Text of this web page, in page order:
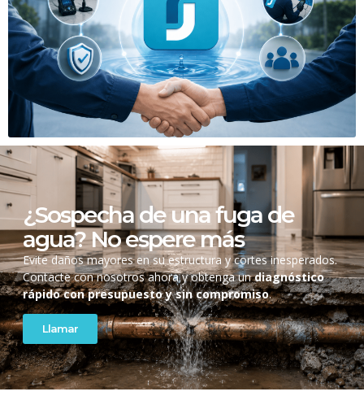
¿Sospecha de una fuga de
agua? No espere más
Evite daños mayores en su estructura y cortes inesperados.
Contacte con nosotros ahora y obtenga undiagnóstico
rápido con presupuesto y sin compromiso.
Llamar